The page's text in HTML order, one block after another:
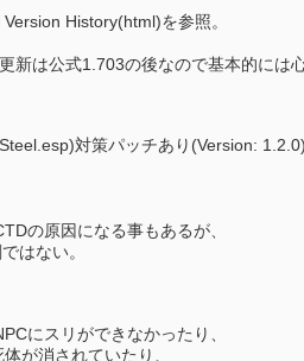
History(html)を参照。
は公式1.703の後なので基本的には
対策パッチあり(Version: 1.2.0)
の原因になる事もあるが、
はない。
にスリができなかったり、
が消されていたり、